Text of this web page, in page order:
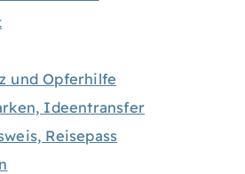
und Opferhilfe
Ideentransfer
Reisepass